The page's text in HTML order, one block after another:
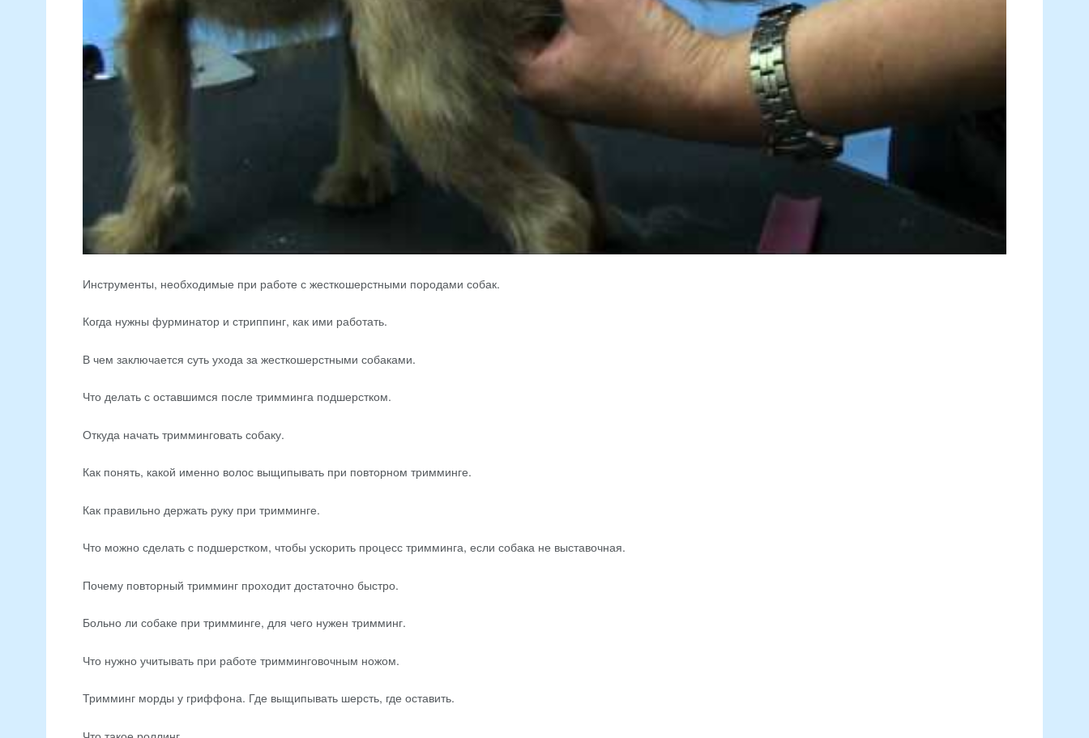
Инструменты, необходимые при работе с жесткошерстными породами собак.
Когда нужны фурминатор и стриппинг, как ими работать.
В чем заключается суть ухода за жесткошерстными собаками.
Что делать с оставшимся после тримминга подшерстком.
Откуда начать тримминговать собаку.
Как понять, какой именно волос выщипывать при повторном тримминге.
Как правильно держать руку при тримминге.
Что можно сделать с подшерстком, чтобы ускорить процесс тримминга, если собака не выставочная.
Почему повторный тримминг проходит достаточно быстро.
Больно ли собаке при тримминге, для чего нужен тримминг.
Что нужно учитывать при работе тримминговочным ножом.
Тримминг морды у гриффона. Где выщипывать шерсть, где оставить.